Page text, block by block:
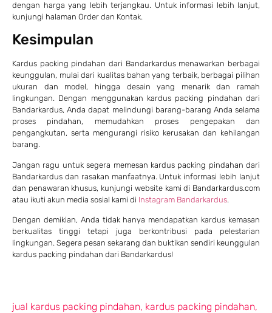
dengan harga yang lebih terjangkau. Untuk informasi lebih lanjut,
kunjungi halaman Order dan Kontak.
Kesimpulan
Kardus packing pindahan dari Bandarkardus menawarkan berbagai
keunggulan, mulai dari kualitas bahan yang terbaik, berbagai pilihan
ukuran dan model, hingga desain yang menarik dan ramah
lingkungan. Dengan menggunakan kardus packing pindahan dari
Bandarkardus, Anda dapat melindungi barang-barang Anda selama
proses pindahan, memudahkan proses pengepakan dan
pengangkutan, serta mengurangi risiko kerusakan dan kehilangan
barang.
Jangan ragu untuk segera memesan kardus packing pindahan dari
Bandarkardus dan rasakan manfaatnya. Untuk informasi lebih lanjut
dan penawaran khusus, kunjungi website kami di Bandarkardus.com
atau ikuti akun media sosial kami di Instagram Bandarkardus.
Dengan demikian, Anda tidak hanya mendapatkan kardus kemasan
berkualitas tinggi tetapi juga berkontribusi pada pelestarian
lingkungan. Segera pesan sekarang dan buktikan sendiri keunggulan
kardus packing pindahan dari Bandarkardus!
jual kardus packing pindahan, kardus packing pindahan,